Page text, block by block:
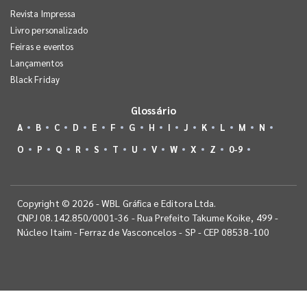
Revista Impressa
Livro personalizado
Feiras e eventos
Lançamentos
Black Friday
Glossário
A B C D E F G H I J K L M
N
O
P Q R S T U V W X Z 0-9
Copyright © 2026 - WBL Gráfica e Editora Ltda.
CNPJ 08.142.850/0001-36 - Rua Prefeito Takume Koike, 499 -
Núcleo Itaim - Ferraz de Vasconcelos - SP - CEP 08538-100